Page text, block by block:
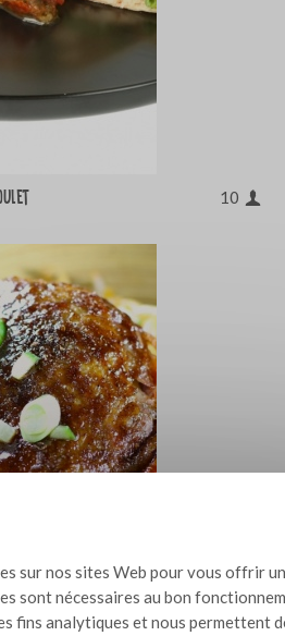
sur nos sites Web pour vous offrir
sont nécessaires au bon
fins analytiques et nous permettent
10